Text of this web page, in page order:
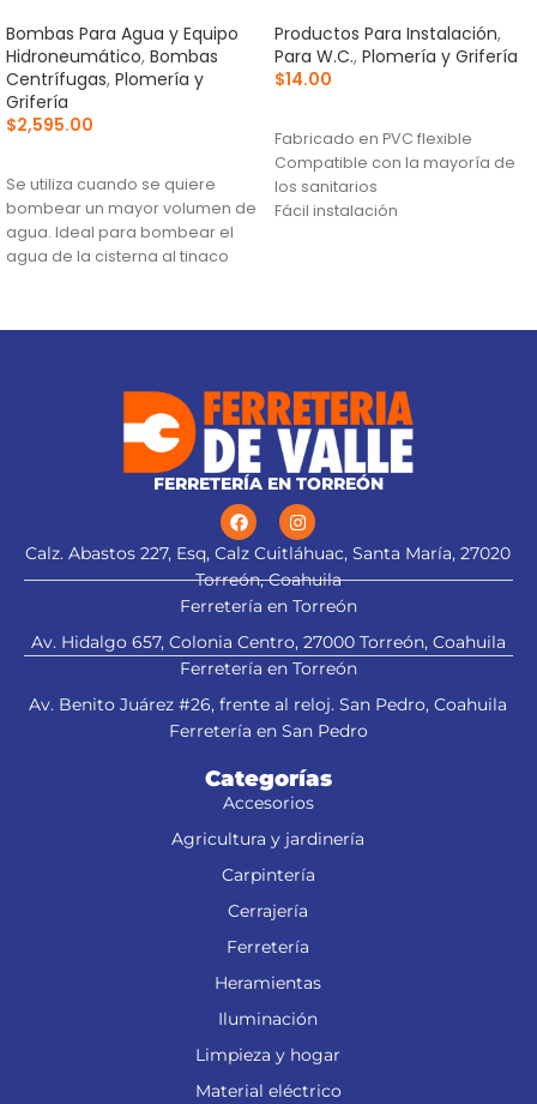
Bombas Para Agua y Equipo
Hidroneumático, Bombas
Centrífugas, Plomería y
Grifería
$2,595.00
Se utiliza cuando se quiere
bombear un mayor volumen de
agua. Ideal para bombear el
agua de la cisterna al tinaco
Productos Para Instalación,
Para W.C., Plomería y Grifería
$14.00
Fabricado en PVC flexible
Compatible con la mayoría de
los sanitarios
Fácil instalación
FERRETERÍA EN TORREÓN
Calz. Abastos 227, Esq, Calz Cuitláhuac, Santa María, 27020
Torreón, Coahuila
Ferretería en Torreón
Av. Hidalgo 657, Colonia Centro, 27000 Torreón, Coahuila
Ferretería en Torreón
Av. Benito Juárez #26, frente al reloj. San Pedro, Coahuila
Ferretería en San Pedro
Categorías
Accesorios
Agricultura y jardinería
Carpintería
Cerrajería
Ferretería
Heramientas
Iluminación
Limpieza y hogar
Material eléctrico